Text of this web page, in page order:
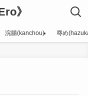
》
浣腸(kanchou) 辱め